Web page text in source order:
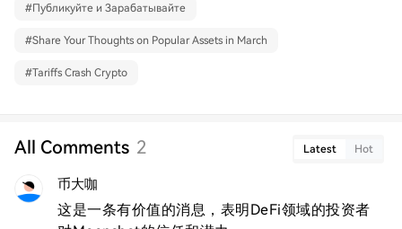
#Публикуйте и Зарабатывайте
#Share Your Thoughts on Popular Assets in March
#Tariffs Crash Crypto
All Comments 2 Latest Hot
币大咖
这是一条有价值的消息，表明DeFi领域的投资者